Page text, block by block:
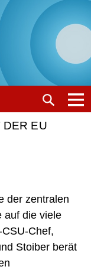
DER EU
der zentralen
auf die viele
Chef,
Stoiber berät